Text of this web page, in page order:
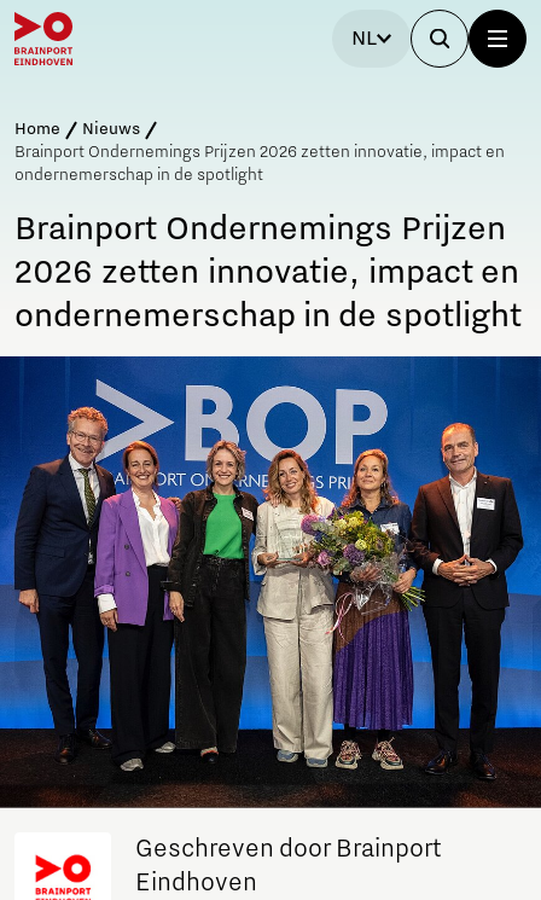
NL
Home
Nieuws
Brainport Ondernemings Prijzen 2026 zetten innovatie, impact en
ondernemerschap in de spotlight
Brainport Ondernemings Prijzen
2026 zetten innovatie, impact en
ondernemerschap in de spotlight
Geschreven door Brainport
Eindhoven